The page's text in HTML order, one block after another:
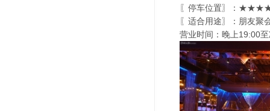
〖停车位置〗：
〖适合用途〗：朋友聚
营业时间：晚上19:00